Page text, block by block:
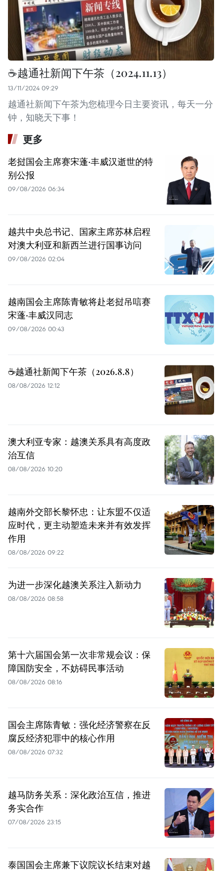
☕️越通社新闻下午茶（2024.11.13）
13/11/2024 09:29
越通社新闻下午茶为您梳理今日主要资讯，每天一分
钟，知晓天下事！
更多
老挝国会主席赛宋蓬·丰威汉逝世的特
别公报
09/08/2026 06:34
越共中央总书记、国家主席苏林启程
对澳大利亚和新西兰进行国事访问
09/08/2026 02:04
越南国会主席陈青敏将赴老挝吊唁赛
宋蓬·丰威汉同志
09/08/2026 00:43
☕️越通社新闻下午茶（2026.8.8）
08/08/2026 12:12
澳大利亚专家：越澳关系具有高度政
治互信
08/08/2026 10:20
越南外交部长黎怀忠：让东盟不仅适
应时代，更主动塑造未来并有效发挥
作用
08/08/2026 09:22
为进一步深化越澳关系注入新动力
08/08/2026 08:58
第十六届国会第一次非常规会议：保
障国防安全，不妨碍民事活动
08/08/2026 08:16
国会主席陈青敏：强化经济警察在反
腐反经济犯罪中的核心作用
08/08/2026 07:32
越马防务关系：深化政治互信，推进
务实合作
07/08/2026 23:15
泰国国会主席兼下议院议长结束对越